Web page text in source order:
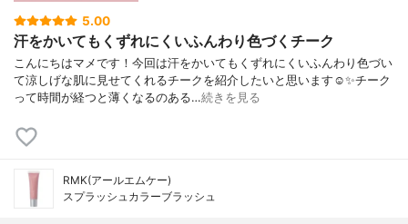
5.00
汗をかいてもくずれにくいふんわり色づくチーク
こんにちはマメです！今回は汗をかいてもくずれにくいふんわり色づい
て涼しげな肌に見せてくれるチークを紹介したいと思います☺️✨チーク
って時間が経つと薄くなるのある…続きを見る
RMK(アールエムケー)
スプラッシュカラーブラッシュ